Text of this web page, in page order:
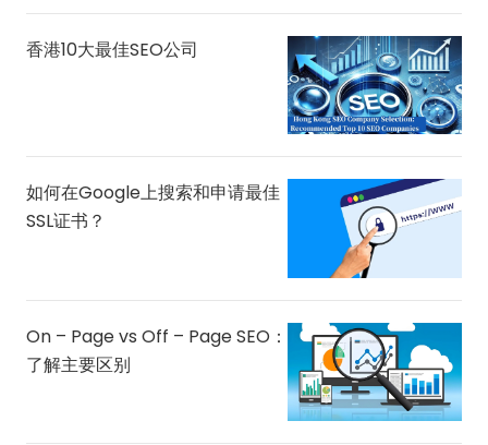
香港10大最佳SEO公司
如何在Google上搜索和申请最佳
SSL证书？
On – Page vs Off – Page SEO：
了解主要区别